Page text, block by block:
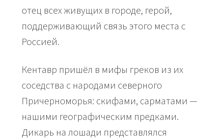
отец всех живущих в городе, герой,
поддерживающий связь этого места с
Россией.
Кентавр пришёл в мифы греков из их
соседства с народами северного
Причерноморья: скифами, сарматами —
нашими географическим предками.
Дикарь на лошади представлялся